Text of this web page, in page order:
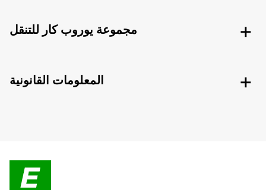
مجموعة يوروب كار للتنقل
المعلومات القانونية